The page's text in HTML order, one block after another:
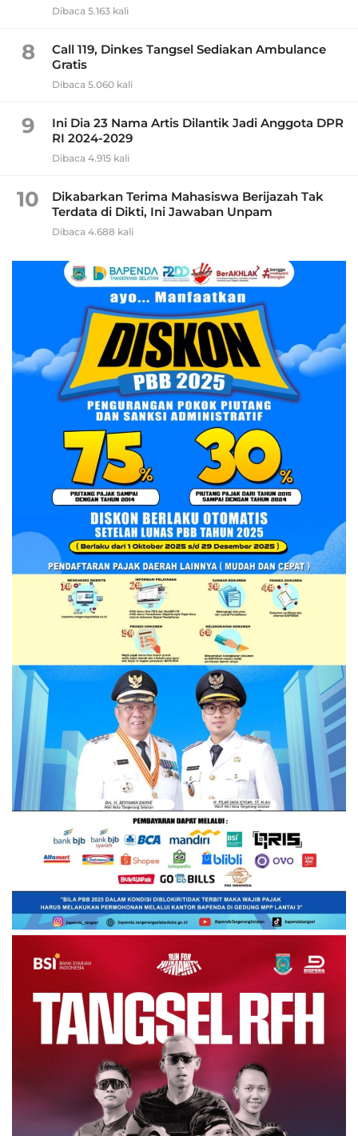
Dibaca 5.163 kali
8
Call 119, Dinkes Tangsel Sediakan Ambulance
Gratis
Dibaca 5.060 kali
9
Ini Dia 23 Nama Artis Dilantik Jadi Anggota DPR
RI 2024-2029
Dibaca 4.915 kali
10
Dikabarkan Terima Mahasiswa Berijazah Tak
Terdata di Dikti, Ini Jawaban Unpam
Dibaca 4.688 kali